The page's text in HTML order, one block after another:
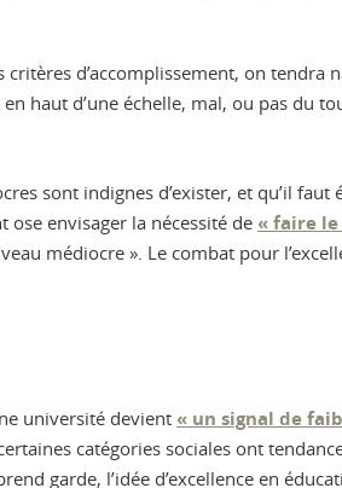
d’accomplissement, on
haut d’une échelle, mal, ou pas du
sont indignes d’exister, et qu’il
ose envisager la nécessité de « faire
médiocre ». Le combat pour
université devient « un signal de
catégories sociales ont
garde, l’idée d’excellence en